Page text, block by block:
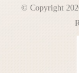
© Copyright